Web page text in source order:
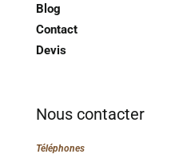
Blog
Contact
Devis
Nous contacter
Téléphones